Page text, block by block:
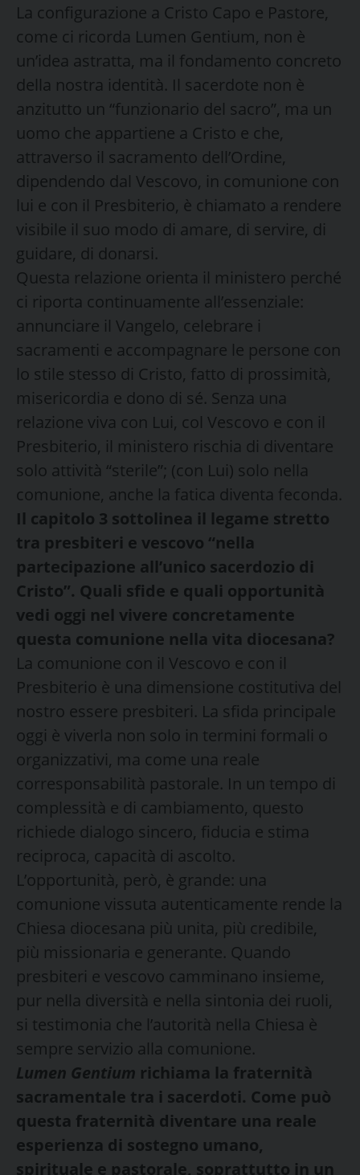
La configurazione a Cristo Capo e Pastore,
come ci ricorda Lumen Gentium, non è
un’idea astratta, ma il fondamento concreto
della nostra identità. Il sacerdote non è
anzitutto un “funzionario del sacro”, ma un
uomo che appartiene a Cristo e che,
attraverso il sacramento dell’Ordine,
dipendendo dal Vescovo, in comunione con
lui e con il Presbiterio, è chiamato a rendere
visibile il suo modo di amare, di servire, di
guidare, di donarsi.
Questa relazione orienta il ministero perché
ci riporta continuamente all’essenziale:
annunciare il Vangelo, celebrare i
sacramenti e accompagnare le persone con
lo stile stesso di Cristo, fatto di prossimità,
misericordia e dono di sé. Senza una
relazione viva con Lui, col Vescovo e con il
Presbiterio, il ministero rischia di diventare
solo attività “sterile”; (con Lui) solo nella
comunione, anche la fatica diventa feconda.
Il capitolo 3 sottolinea il legame stretto
tra presbiteri e vescovo “nella
partecipazione all’unico sacerdozio di
Cristo”. Quali sfide e quali opportunità
vedi oggi nel vivere concretamente
questa comunione nella vita diocesana?
La comunione con il Vescovo e con il
Presbiterio è una dimensione costitutiva del
nostro essere presbiteri. La sfida principale
oggi è viverla non solo in termini formali o
organizzativi, ma come una reale
corresponsabilità pastorale. In un tempo di
complessità e di cambiamento, questo
richiede dialogo sincero, fiducia e stima
reciproca, capacità di ascolto.
L’opportunità, però, è grande: una
comunione vissuta autenticamente rende la
Chiesa diocesana più unita, più credibile,
più missionaria e generante. Quando
presbiteri e vescovo camminano insieme,
pur nella diversità e nella sintonia dei ruoli,
si testimonia che l’autorità nella Chiesa è
sempre servizio alla comunione.
Lumen Gentium richiama la fraternità
sacramentale tra i sacerdoti. Come può
questa fraternità diventare una reale
esperienza di sostegno umano,
spirituale e pastorale, soprattutto in un